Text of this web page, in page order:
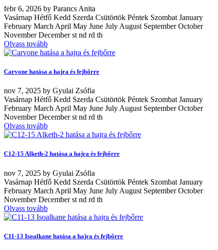
febr6, 2026 by Parancs Anita
Vasárnap Hétfő Kedd Szerda Csütörtök Péntek Szombat January
February March April May June July August September October
November December st nd rd th
Olvass tovább
Carvone hatása a hajra és fejbőrre
nov 7, 2025 by Gyulai Zsófia
Vasárnap Hétfő Kedd Szerda Csütörtök Péntek Szombat January
February March April May June July August September October
November December st nd rd th
Olvass tovább
C12-15 Alketh-2 hatása a hajra és fejbőrre
nov 7, 2025 by Gyulai Zsófia
Vasárnap Hétfő Kedd Szerda Csütörtök Péntek Szombat January
February March April May June July August September October
November December st nd rd th
Olvass tovább
C11-13 Isoalkane hatása a hajra és fejbőrre